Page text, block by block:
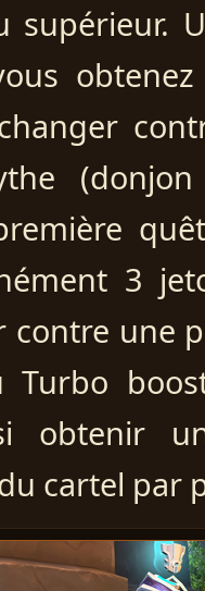
supérieur.
3
contre une
obtenir
cartel par